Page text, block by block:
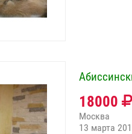
18000
Москва
13 марта